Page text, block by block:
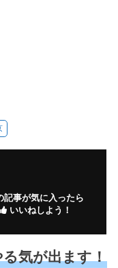
記事が気に入ったら
いいねしよう！
気が出ます！